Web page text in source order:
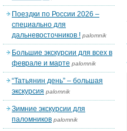
Поездки по России 2026 –
специально для
дальневосточников ! palomnik
Большие экскурсии для всех в
феврале и марте palomnik
“Татьянин день” – большая
экскурсия palomnik
Зимние экскурсии для
паломников palomnik